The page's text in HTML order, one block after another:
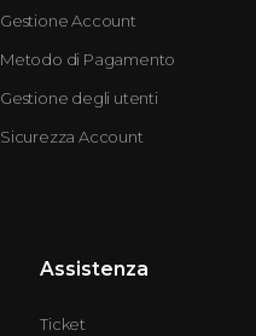
Gestione Account
Metodo di Pagamento
Gestione degli utenti
Sicurezza Account
Assistenza
Ticket